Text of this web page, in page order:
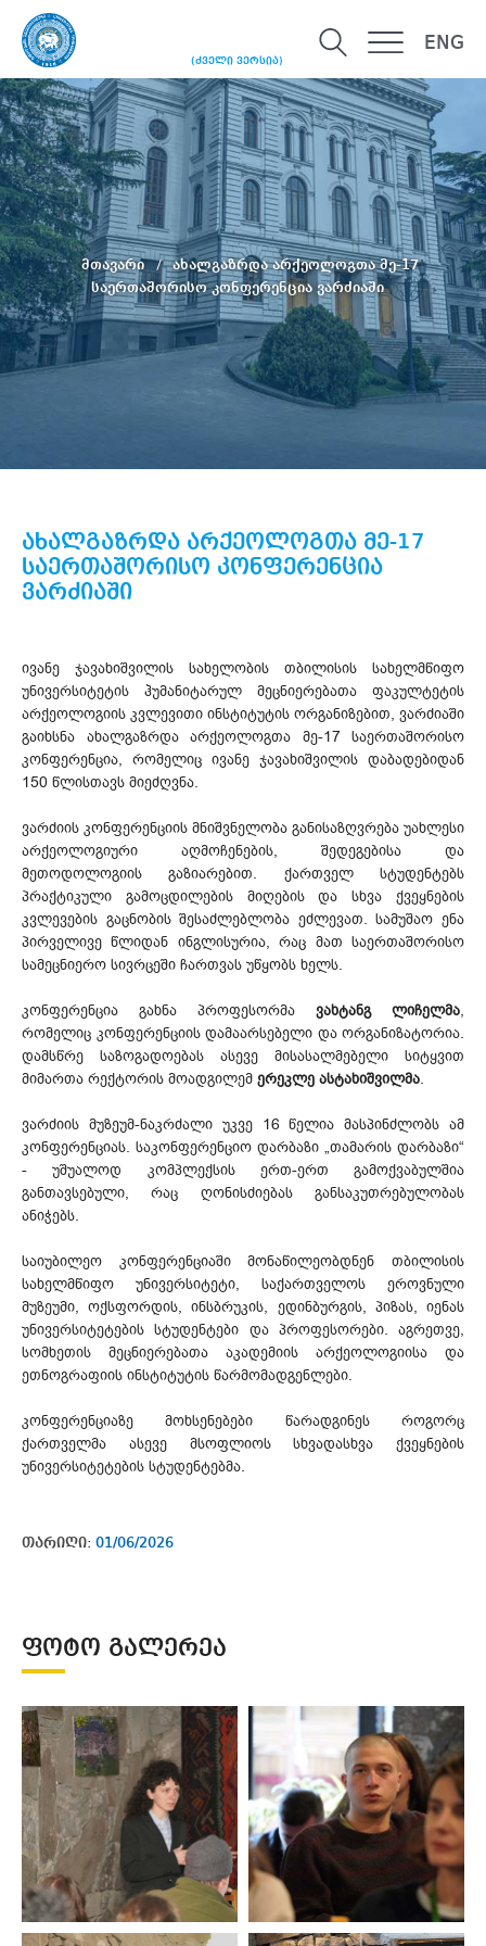
(ძველი ვერსია)
ENG
მთავარი
ახალგაზრდა არქეოლოგთა მე-17
საერთაშორისო კონფერენცია ვარძიაში
ახალგაზრდა არქეოლოგთა მე-17
საერთაშორისო კონფერენცია
ვარძიაში
ივანე ჯავახიშვილის სახელობის თბილისის სახელმწიფო
უნივერსიტეტის ჰუმანიტარულ მეცნიერებათა ფაკულტეტის
არქეოლოგიის კვლევითი ინსტიტუტის ორგანიზებით, ვარძიაში
გაიხსნა ახალგაზრდა არქეოლოგთა მე-17 საერთაშორისო
კონფერენცია, რომელიც ივანე ჯავახიშვილის დაბადებიდან
150 წლისთავს მიეძღვნა.
ვარძიის კონფერენციის მნიშვნელობა განისაზღვრება უახლესი
არქეოლოგიური აღმოჩენების, შედეგებისა და
მეთოდოლოგიის გაზიარებით. ქართველ სტუდენტებს
პრაქტიკული გამოცდილების მიღების და სხვა ქვეყნების
კვლევების გაცნობის შესაძლებლობა ეძლევათ. სამუშაო ენა
პირველივე წლიდან ინგლისურია, რაც მათ საერთაშორისო
სამეცნიერო სივრცეში ჩართვას უწყობს ხელს.
კონფერენცია გახნა პროფესორმა ვახტანგ ლიჩელმა,
რომელიც კონფერენციის დამაარსებელი და ორგანიზატორია.
დამსწრე საზოგადოებას ასევე მისასალმებელი სიტყვით
მიმართა რექტორის მოადგილემ ერეკლე ასტახიშვილმა.
ვარძიის მუზეუმ-ნაკრძალი უკვე 16 წელია მასპინძლობს ამ
კონფერენციას. საკონფერენციო დარბაზი „თამარის დარბაზი“
- უშუალოდ კომპლექსის ერთ-ერთ გამოქვაბულშია
განთავსებული, რაც ღონისძიებას განსაკუთრებულობას
ანიჭებს.
საიუბილეო კონფერენციაში მონაწილეობდნენ თბილისის
სახელმწიფო უნივერსიტეტი, საქართველოს ეროვნული
მუზეუმი, ოქსფორდის, ინსბრუკის, ედინბურგის, პიზას, იენას
უნივერსიტეტების სტუდენტები და პროფესორები. აგრეთვე,
სომხეთის მეცნიერებათა აკადემიის არქეოლოგიისა და
ეთნოგრაფიის ინსტიტუტის წარმომადგენლები.
კონფერენციაზე მოხსენებები წარადგინეს როგორც
ქართველმა ასევე მსოფლიოს სხვადასხვა ქვეყნების
უნივერსიტეტების სტუდენტებმა.
თარიღი: 01/06/2026
ᲤᲝᲢᲝ ᲒᲐᲚᲔᲠᲔᲐ